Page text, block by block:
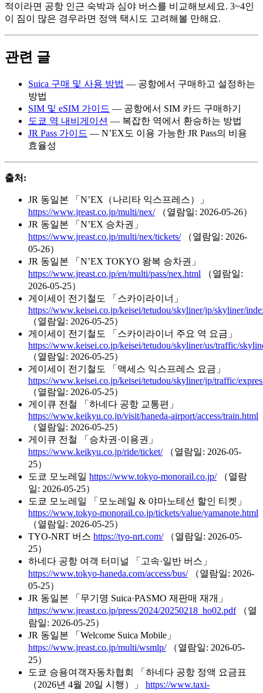
적이라면 공항 인근 숙박과 심야 버스를 비교해보세요. 3~4인
이 짐이 많은 경우라면 정액 택시도 고려해볼 만해요.
관련 글
Suica 구매 및 사용 방법 — 공항에서 구매하고 설정하는
방법
SIM 및 eSIM 가이드 — 공항에서 SIM 카드 구매하기
도쿄 역 내비게이션 — 복잡한 역에서 환승하는 방법
JR Pass 가이드 — N’EX도 이용 가능한 JR Pass의 비용
효율성
출처:
JR 동일본 「N’EX（나리타 익스프레스）」
https://www.jreast.co.jp/multi/nex/（열람일: 2026-05-26）
JR 동일본 「N’EX 승차권」
https://www.jreast.co.jp/multi/nex/tickets/（열람일: 2026-
05-26）
JR 동일본 「N’EX TOKYO 왕복 승차권」
https://www.jreast.co.jp/en/multi/pass/nex.html （열람일:
2026-05-25）
게이세이 전기철도 「스카이라이너」
https://www.keisei.co.jp/keisei/tetudou/skyliner/jp/skyliner/
（열람일: 2026-05-25）
게이세이 전기철도 「스카이라이너 주요 역 요금」
https://www.keisei.co.jp/keisei/tetudou/skyliner/us/traffic/
（열람일: 2026-05-25）
게이세이 전기철도 「액세스 익스프레스 요금」
https://www.keisei.co.jp/keisei/tetudou/skyliner/jp/traffic/
（열람일: 2026-05-25）
게이큐 전철 「하네다 공항 교통편」
https://www.keikyu.co.jp/visit/haneda-airport/access/train.html
（열람일: 2026-05-25）
게이큐 전철 「승차권·이용권」
https://www.keikyu.co.jp/ride/ticket/（열람일: 2026-05-
25）
도쿄 모노레일 https://www.tokyo-monorail.co.jp/（열람
일: 2026-05-25）
도쿄 모노레일 「모노레일 & 야마노테선 할인 티켓」
https://www.tokyo-monorail.co.jp/tickets/value/yamanote.html
（열람일: 2026-05-25）
TYO-NRT 버스 https://tyo-nrt.com/（열람일: 2026-05-
25）
하네다 공항 여객 터미널 「고속·일반 버스」
https://www.tokyo-haneda.com/access/bus/（열람일: 2026-
05-25）
JR 동일본 「무기명 Suica·PASMO 재판매 재개」
https://www.jreast.co.jp/press/2024/20250218_ho02.pdf（열
람일: 2026-05-25）
JR 동일본 「Welcome Suica Mobile」
https://www.jreast.co.jp/multi/wsmlp/（열람일: 2026-05-
25）
도쿄 승용여객자동차협회 「하네다 공항 정액 요금표
（2026년 4월 20일 시행）」 https://www.taxi-